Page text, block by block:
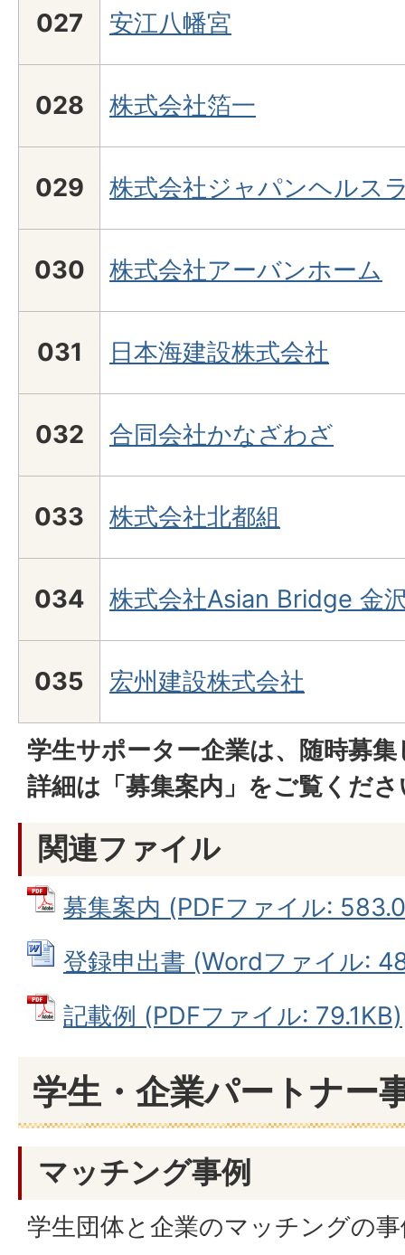
027 安江八幡宮
028 株式会社箔一
029 株式会社ジャパンヘルス
030 株式会社アーバンホーム
031 日本海建設株式会社
032 合同会社かなざわざ
033 株式会社北都組
034 株式会社Asian Bridge 金
035 宏州建設株式会社
学生サポーター企業は、随時募
詳細は「募集案内」をご覧くだ
関連ファイル
募集案内 (PDFファイル:
登録申出書 (Wordファイル:
記載例 (PDFファイル: 79.1KB)
学生・企業パートナー
マッチング事例
学生団体と企業のマッチングの